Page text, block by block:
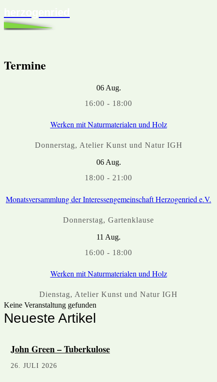
Termine
06Aug.
16:00 - 18:00
Werken mit Naturmaterialen und Holz
Donnerstag, Atelier Kunst und Natur IGH
06Aug.
18:00 - 21:00
Monatsversammlung der Interessengemeinschaft Herzogenried e.V.
Donnerstag, Gartenklause
11 Aug.
16:00 - 18:00
Werken mit Naturmaterialen und Holz
Dienstag, Atelier Kunst und Natur IGH
Keine Veranstaltung gefunden
Neueste Artikel
John Green – Tuberkulose
26. JULI 2026